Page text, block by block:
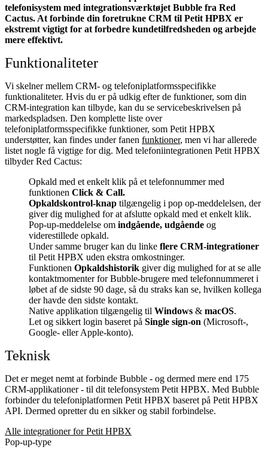
telefonisystem med integrationsværktøjet Bubble fra Red
Cactus. At forbinde din foretrukne CRM til Petit HPBX er
ekstremt vigtigt for at forbedre kundetilfredsheden og arbejde
mere effektivt.
Funktionaliteter
Vi skelner mellem CRM- og telefoniplatformsspecifikke
funktionaliteter. Hvis du er på udkig efter de funktioner, som din
CRM-integration kan tilbyde, kan du se servicebeskrivelsen på
markedspladsen. Den komplette liste over
telefoniplatformsspecifikke funktioner, som Petit HPBX
understøtter, kan findes under fanen funktioner, men vi har allerede
listet nogle få vigtige for dig. Med telefoniintegrationen Petit HPBX
tilbyder Red Cactus:
Opkald med et enkelt klik på et telefonnummer med
funktionen Click & Call.
Opkaldskontrol-knap tilgængelig i pop op-meddelelsen, der
giver dig mulighed for at afslutte opkald med et enkelt klik.
Pop-up-meddelelse om indgående, udgående og
viderestillede opkald.
Under samme bruger kan du linke flere CRM-integrationer
til Petit HPBX uden ekstra omkostninger.
Funktionen Opkaldshistorik giver dig mulighed for at se alle
kontaktmomenter for Bubble-brugere med telefonnummeret i
løbet af de sidste 90 dage, så du straks kan se, hvilken kollega
der havde den sidste kontakt.
Native applikation tilgængelig til Windows & macOS.
Let og sikkert login baseret på Single sign-on (Microsoft-,
Google- eller Apple-konto).
Teknisk
Det er meget nemt at forbinde Bubble - og dermed mere end 175
CRM-applikationer - til dit telefonsystem Petit HPBX. Med Bubble
forbinder du telefoniplatformen Petit HPBX baseret på Petit HPBX
API. Dermed opretter du en sikker og stabil forbindelse.
Alle integrationer for Petit HPBX
Pop-up-type